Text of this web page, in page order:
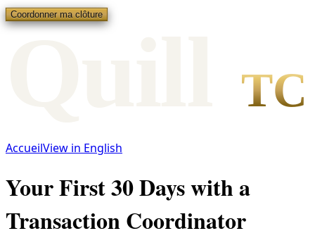
Coordonner ma clôture
TC
AccueilView in English
Your First 30 Days with a
Transaction Coordinator